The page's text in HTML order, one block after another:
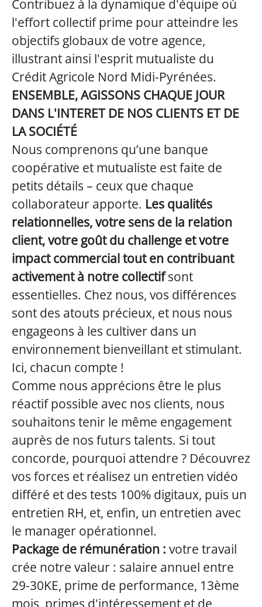
Contribuez à la dynamique d'équipe où
l'effort collectif prime pour atteindre les
objectifs globaux de votre agence,
illustrant ainsi l'esprit mutualiste du
Crédit Agricole Nord Midi-Pyrénées.
ENSEMBLE, AGISSONS CHAQUE JOUR
DANS L'INTERET DE NOS CLIENTS ET DE
LA SOCIÉTÉ
Nous comprenons qu’une banque
coopérative et mutualiste est faite de
petits détails – ceux que chaque
collaborateur apporte. Les qualités
relationnelles, votre sens de la relation
client, votre goût du challenge et votre
impact commercial tout en contribuant
activement à notre collectifsont
essentielles. Chez nous, vos différences
sont des atouts précieux, et nous nous
engageons à les cultiver dans un
environnement bienveillant et stimulant.
Ici, chacun compte !
Comme nous apprécions être le plus
réactif possible avec nos clients, nous
souhaitons tenir le même engagement
auprès de nos futurs talents. Si tout
concorde, pourquoi attendre ? Découvrez
vos forces et réalisez un entretien vidéo
différé et des tests 100% digitaux, puis un
entretien RH, et, enfin, un entretien avec
le manager opérationnel.
Package de rémunération : votre travail
crée notre valeur : salaire annuel entre
29-30KE, prime de performance, 13ème
mois, primes d'intéressement et de